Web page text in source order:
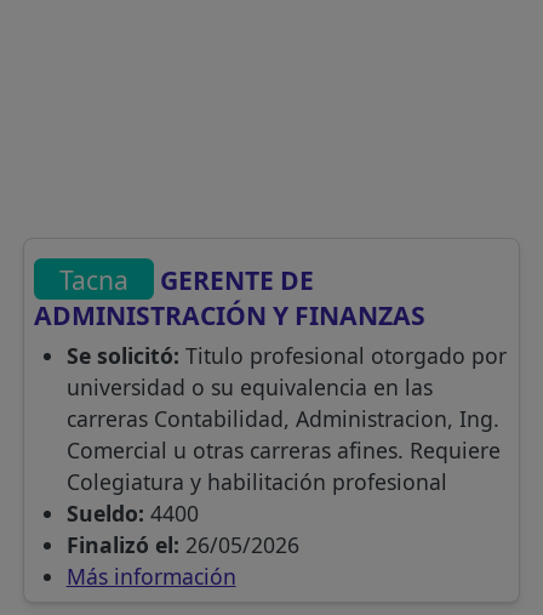
Tacna
GERENTE DE
ADMINISTRACIÓN Y FINANZAS
Se solicitó: Titulo profesional otorgado por
universidad o su equivalencia en las
carreras Contabilidad, Administracion, Ing.
Comercial u otras carreras afines. Requiere
Colegiatura y habilitación profesional
Sueldo: 4400
Finalizó el: 26/05/2026
Más información